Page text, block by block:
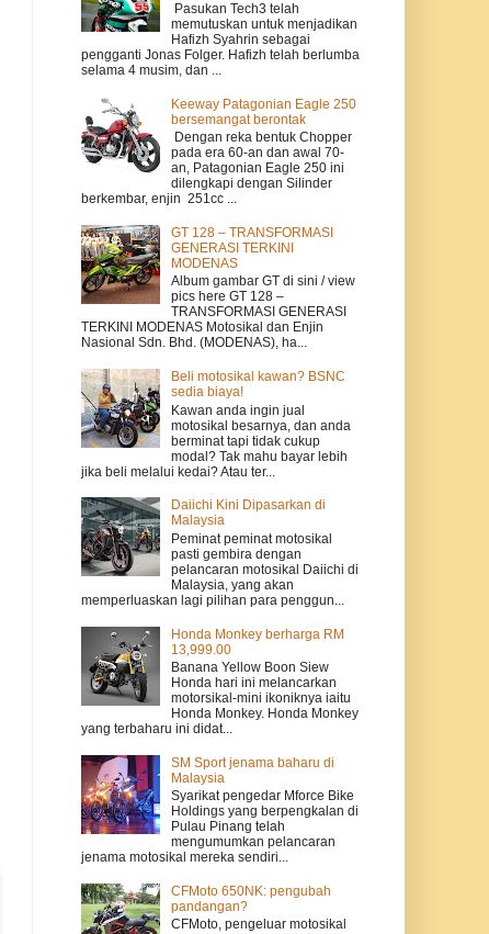
Pasukan Tech3 telah
memutuskan untuk menjadikan
Hafizh Syahrin sebagai
pengganti Jonas Folger. Hafizh telah berlumba
selama 4 musim, dan ...
Keeway Patagonian Eagle 250
bersemangat berontak
Dengan reka bentuk Chopper
pada era 60-an dan awal 70-
an, Patagonian Eagle 250 ini
dilengkapi dengan Silinder
berkembar, enjin 251cc ...
GT 128 – TRANSFORMASI
GENERASI TERKINI
MODENAS
Album gambar GT di sini / view
pics here GT 128 –
TRANSFORMASI GENERASI
TERKINI MODENAS Motosikal dan Enjin
Nasional Sdn. Bhd. (MODENAS), ha...
Beli motosikal kawan? BSNC
sedia biaya!
Kawan anda ingin jual
motosikal besarnya, dan anda
berminat tapi tidak cukup
modal? Tak mahu bayar lebih
jika beli melalui kedai? Atau ter...
Daiichi Kini Dipasarkan di
Malaysia
Peminat peminat motosikal
pasti gembira dengan
pelancaran motosikal Daiichi di
Malaysia, yang akan
memperluaskan lagi pilihan para penggun...
Honda Monkey berharga RM
13,999.00
Banana Yellow Boon Siew
Honda hari ini melancarkan
motorsikal-mini ikoniknya iaitu
Honda Monkey. Honda Monkey
yang terbaharu ini didat...
SM Sport jenama baharu di
Malaysia
Syarikat pengedar Mforce Bike
Holdings yang berpengkalan di
Pulau Pinang telah
mengumumkan pelancaran
jenama motosikal mereka sendiri...
CFMoto 650NK: pengubah
pandangan?
CFMoto, pengeluar motosikal